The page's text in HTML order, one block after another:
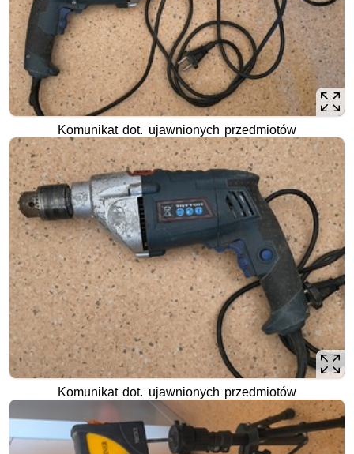
Komunikat dot. ujawnionych przedmiotów
Komunikat dot. ujawnionych przedmiotów